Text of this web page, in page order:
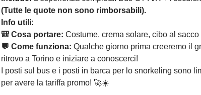
(Tutte le quote non sono rimborsabili).
Info utili:
🎒 Cosa portare: Costume, crema solare, cibo al
💬 Come funziona: Qualche giorno prima creeremo il
ritrovo a Torino e iniziare a conoscerci!
I posti sul bus e i posti in barca per lo snorkeling sono
per avere la tariffa promo! 🚀☀️